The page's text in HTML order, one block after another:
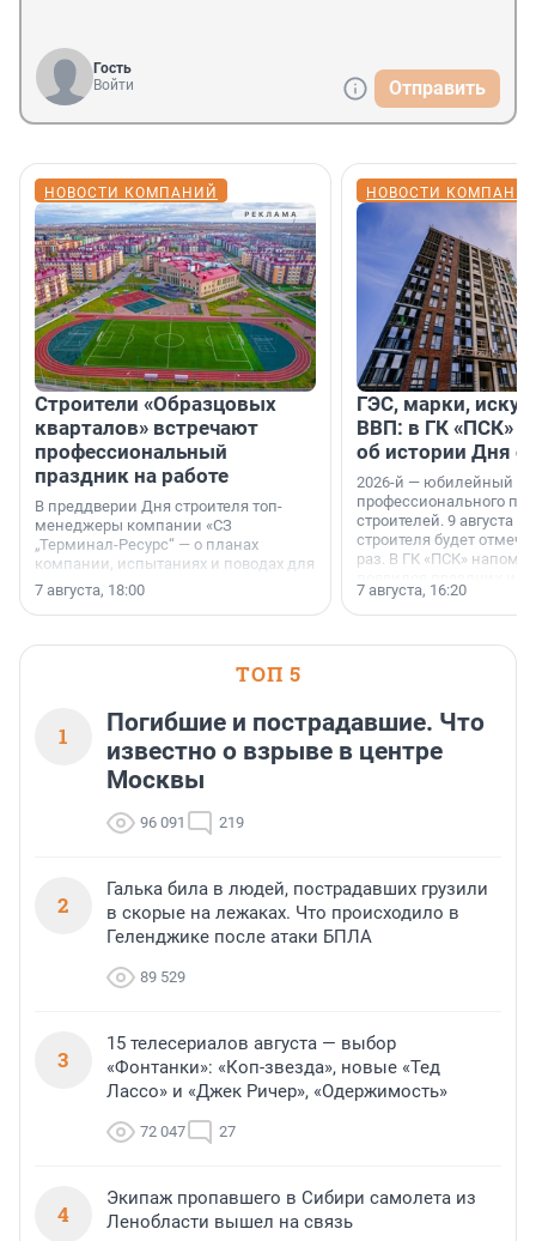
Гость
Войти
Отправить
НОВОСТИ КОМПАНИЙ
Строители «Образцовых
кварталов» встречают
профессиональный
праздник на работе
В преддверии Дня строителя топ-
менеджеры компании «СЗ
„Терминал-Ресурс“ — о планах
компании, испытаниях и поводах для
осторожного оптимизма.
7 августа, 18:00
НОВОСТИ
ГЭС, марки,
ВВП: в ГК «ПСК»
об истории Дня
2026-й — юбилейный
профессионального
строителей. 9 августа
строителя будет
раз. В ГК «ПСК»
поменялась роль
7 августа, 16:20
ТОП 5
1
Погибшие и пострадавшие. Что
известно о взрыве в центре
Москвы
96 091 219
2
Галька била в людей, пострадавших грузили
в скорые на лежаках. Что происходило в
Геленджике после атаки БПЛА
89 529
3
15 телесериалов августа — выбор
«Фонтанки»: «Коп-звезда», новые «Тед
Лассо» и «Джек Ричер», «Одержимость»
72 047 27
4
Экипаж пропавшего в Сибири самолета из
Ленобласти вышел на связь